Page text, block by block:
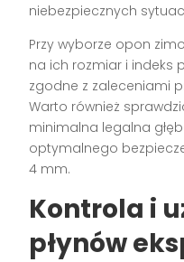
niebezpiecznych
Przy wyborze opon
na ich rozmiar i indeks
zgodne z zaleceniami
Warto również
minimalna legalna
optymalnego
4 mm.
Kontrola i
płynów